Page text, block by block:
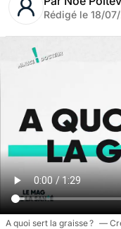
Rédigé le 18/
A quoi sert la graisse ?